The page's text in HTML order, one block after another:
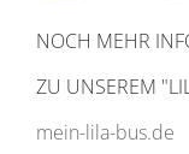
NOCH MEHR
ZU UNSEREM
mein-lila-bus.de